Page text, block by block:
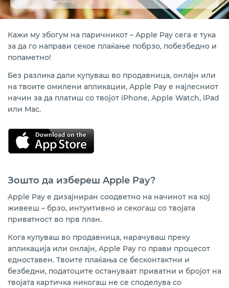
Банкомати
Помош и поддршка
Кажи му збогум на паричникот – Apple Pay сега е тука
за да го направи секое плаќање побрзо, побезбедно и
попаметно!
Без разлика дали купуваш во продавница, онлајн или
на твоите омилени апликации, Apple Pay е најлесниот
начин за да платиш со твојот iPhone, Apple Watch, iPad
или Mac.
Зошто да избереш Apple Pay?
Apple Pay е дизајниран соодветно на начинот на кој
живееш – брзо, интуитивно и секогаш со твојата
приватност во прв план.
Кога купуваш во продавница, нарачуваш преку
апликација или онлајн, Apple Pay го прави процесот
едноставен. Твоите плаќања се бесконтактни и
безбедни, податоците остануваат приватни и бројот на
твојата картичка никогаш не се споделува со